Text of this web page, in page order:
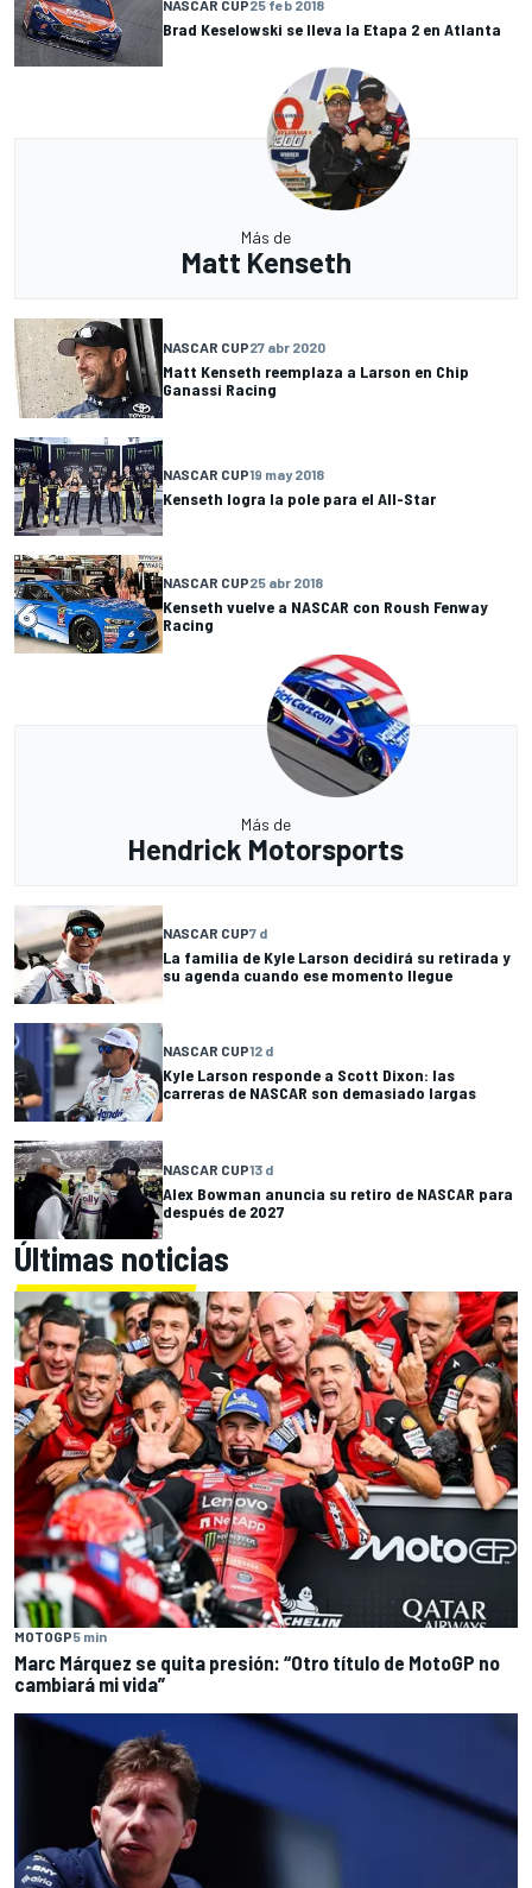
NASCAR CUP25 feb 2018
Brad Keselowski se lleva la Etapa 2 en Atlanta
Más de
Matt Kenseth
NASCAR CUP27 abr 2020
Matt Kenseth reemplaza a Larson en Chip
Ganassi Racing
NASCAR CUP19 may 2018
Kenseth logra la pole para el All-Star
NASCAR CUP25 abr 2018
Kenseth vuelve a NASCAR con Roush Fenway
Racing
Más de
Hendrick Motorsports
NASCAR CUP7 d
La familia de Kyle Larson decidirá su retirada y
su agenda cuando ese momento llegue
NASCAR CUP12 d
Kyle Larson responde a Scott Dixon: las
carreras de NASCAR son demasiado largas
NASCAR CUP13 d
Alex Bowman anuncia su retiro de NASCAR para
después de 2027
Últimas noticias
MOTOGP5 min
Marc Márquez se quita presión: “Otro título de MotoGP no
cambiará mi vida”